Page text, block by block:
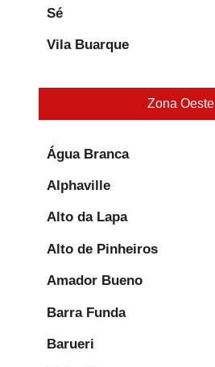
Sé
Vila Buarque
Zona Oeste
Água Branca
Alphaville
Alto da Lapa
Alto de Pinheiros
Amador Bueno
Barra Funda
Barueri